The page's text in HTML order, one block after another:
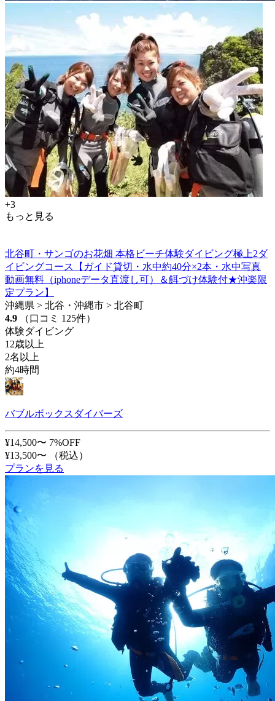
+3
もっと見る
北谷町・サンゴのお花畑 本格ビーチ体験ダイビング極上2ダ
イビングコース【ガイド貸切・水中約40分×2本・水中写真
動画無料（iphoneデータ直渡し可）＆餌づけ体験付★沖楽限
定プラン】
沖縄県 > 北谷・沖縄市 > 北谷町
4.9
（口コミ 125件）
体験ダイビング
12歳以上
2名以上
約4時間
バブルボックスダイバーズ
¥14,500〜 7%OFF
¥13,500〜
（税込）
プランを見る